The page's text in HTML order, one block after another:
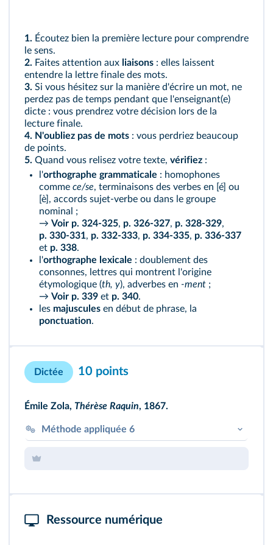
1. Écoutez bien la première lecture pour comprendre
le sens.
2. Faites attention aux liaisons : elles laissent
entendre la lettre finale des mots.
3. Si vous hésitez sur la manière d'écrire un mot, ne
perdez pas de temps pendant que l'enseignant(e)
dicte : vous prendrez votre décision lors de la
lecture finale.
4. N'oubliez pas de mots : vous perdriez beaucoup
de points.
5. Quand vous relisez votre texte, vérifiez :
l'orthographe grammaticale : homophones
comme ce/se, terminaisons des verbes en [é] ou
[è], accords sujet-verbe ou dans le groupe
nominal ;
→ Voir p. 324-325, p. 326-327, p. 328-329,
p. 330-331, p. 332-333, p. 334-335, p. 336-337
et p. 338.
l'orthographe lexicale : doublement des
consonnes, lettres qui montrent l'origine
étymologique (th, y), adverbes en -ment ;
→ Voir p. 339 et p. 340.
les majuscules en début de phrase, la
ponctuation.
Dictée 10 points
Émile Zola, Thérèse Raquin, 1867.
Méthode appliquée 6
l'accord au féminin du participe passé après
➝ Ce sont « leur chair » et « leur cœur » qui
Ressource numérique